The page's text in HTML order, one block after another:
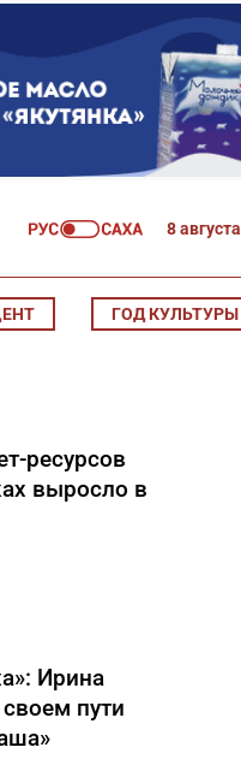
8 августа
ГОД КУЛЬТУРЫ
ресурсов
выросло в
Ирина
пути